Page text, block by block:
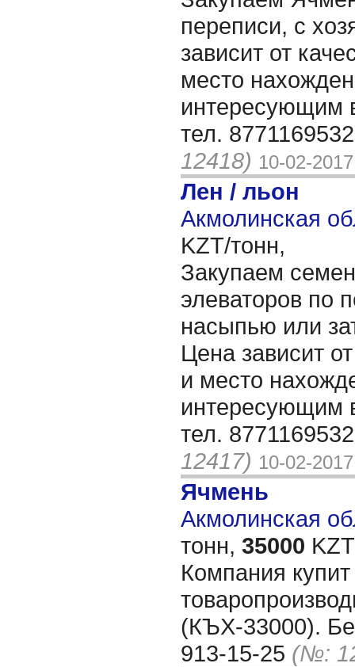
переписи, с
зависит от
место
интересующим
тел.
12418) 10-02-2017
Лен / льон
Акмолинская
KZT/тонн,
Закупаем
элеваторов по
насыпью или
Цена зависит
и место
интересующим
тел.
12417) 10-02-2017
Ячмень
Акмолинская
тонн, 35000
Компания
(КЪХ-33000).
913-15-25 (№: